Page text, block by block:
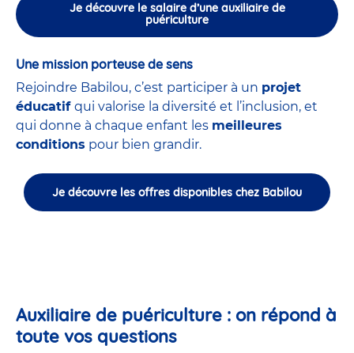
Je découvre le salaire d’une auxiliaire de
puériculture
Une mission porteuse de sens
Rejoindre Babilou, c’est participer à un projet
éducatif qui valorise la diversité et l’inclusion, et
qui donne à chaque enfant les meilleures
conditions pour bien grandir.
Je découvre les offres disponibles chez Babilou
Auxiliaire de puériculture : on répond à
toute vos questions